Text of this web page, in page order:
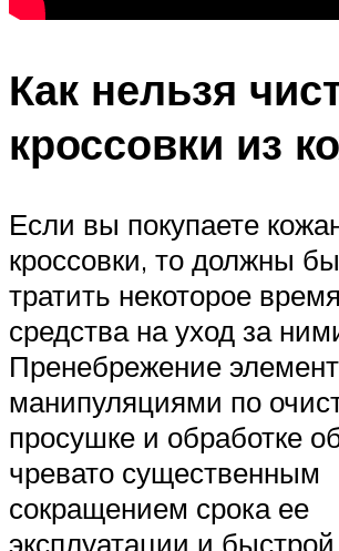
Как нельзя
кроссовки из
Если вы покупаете
кроссовки, то должны
тратить некоторое
средства на уход за
Пренебрежение
манипуляциями по
просушке и обработке
чревато существенным
сокращением срока ее
эксплуатации и